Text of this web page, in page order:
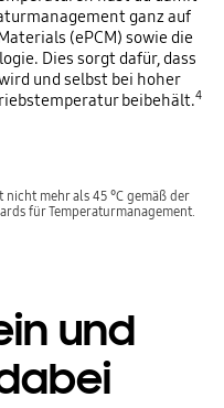
ganz auf
(ePCM) sowie die
Dies sorgt dafür, dass
und selbst bei hoher
beibehält.4
mehr als 45 °C gemäß der
für Temperaturmanagement.
und